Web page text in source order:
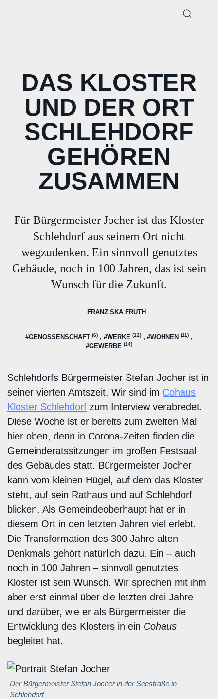
DAS KLOSTER
UND DER ORT
SCHLEHDORF
GEHÖREN
ZUSAMMEN
Für Bürgermeister Jocher ist das Kloster
Schlehdorf aus seinem Ort nicht
wegzudenken. Ein sinnvoll genutztes
Gebäude, noch in 100 Jahren, das ist sein
Wunsch für die Zukunft.
FRANZISKA FRUTH
#GENOSSENSCHAFT (6) #WERKE (12) #WOHNEN (11)
#GEWERBE (14)
Schlehdorfs Bürgermeister Stefan Jocher ist in
seiner vierten Amtszeit. Wir sind im Cohaus
Kloster Schlehdorf zum Interview verabredet.
Diese Woche ist er bereits zum zweiten Mal
hier oben, denn in Corona-Zeiten finden die
Gemeinderatssitzungen im großen Festsaal
des Gebäudes statt. Bürgermeister Jocher
kann vom kleinen Hügel, auf dem das Kloster
steht, auf sein Rathaus und auf Schlehdorf
blicken. Als Gemeindeoberhaupt hat er in
diesem Ort in den letzten Jahren viel erlebt.
Die Transformation des 300 Jahre alten
Denkmals gehört natürlich dazu. Ein – auch
noch in 100 Jahren – sinnvoll genutztes
Kloster ist sein Wunsch. Wir sprechen mit ihm
aber erst einmal über die letzten drei Jahre
und darüber, wie er als Bürgermeister die
Entwicklung des Klosters in ein Cohaus
begleitet hat.
Der Bürgermeister Stefan Jocher in der Seestraße in
Schlehdorf